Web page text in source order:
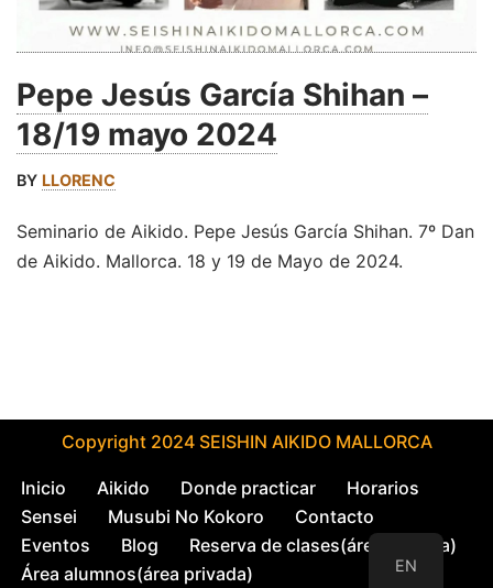
Pepe Jesús García Shihan –
18/19 mayo 2024
BY LLORENC
Seminario de Aikido. Pepe Jesús García Shihan. 7º Dan
de Aikido. Mallorca. 18 y 19 de Mayo de 2024.
Copyright 2024 SEISHIN AIKIDO MALLORCA
Inicio Aikido Donde practicar
Horarios
Sensei
Musubi No Kokoro
Contacto
Eventos
Blog
Reserva de clases(área privada)
Área alumnos(área privada)
EN